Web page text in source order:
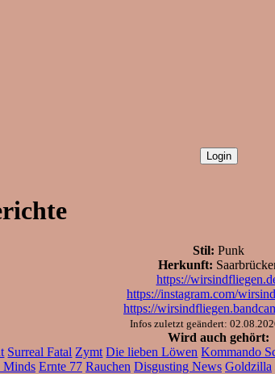
Stil: Punk
Herkunft:
https://
https://instagram.com/
https://
Infos zuletzt geändert:
Wird auch gehört:
Surreal Fatal Zymt Die lieben Löwen Kommando
Minds Ernte 77 Rauchen Disgusting News Goldzilla